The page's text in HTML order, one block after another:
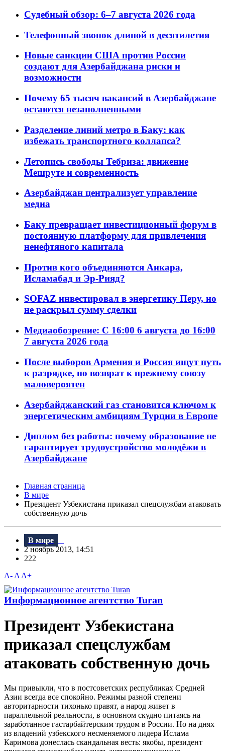
Судебный обзор: 6–7 августа 2026 года
Телефонный звонок длиной в десятилетия
Новые санкции США против России
создают для Азербайджана риски и
возможности
Почему 65 тысяч вакансий в Азербайджане
остаются незаполненными
Разделение линий метро в Баку: как
избежать транспортного коллапса?
Летопись свободы Тебриза: движение
Мешруте и современность
Азербайджан централизует управление
медиа
Баку превращает инвестиционный форум в
постоянную платформу для привлечения
ненефтяного капитала
Против кого объединяются Анкара,
Исламабад и Эр-Рияд?
SOFAZ инвестировал в энергетику Перу, но
не раскрыл сумму сделки
Медиаобозрение: С 16:00 6 августа до 16:00
7 августа 2026 года
После выборов Армения и Россия ищут путь
к разрядке, но возврат к прежнему союзу
маловероятен
Азербайджанский газ становится ключом к
энергетическим амбициям Турции в Европе
Диплом без работы: почему образование не
гарантирует трудоустройство молодёжи в
Азербайджане
Главная страница
В мире
Президент Узбекистана приказал спецслужбам атаковать
собственную дочь
В мире
2 ноябрь 2013, 14:51
222
A- A A+
Информационное агентство Turan
Президент Узбекистана
приказал спецслужбам
атаковать собственную дочь
Мы привыкли, что в постсоветских республиках Средней
Азии всегда все спокойно. Режимы разной степени
авторитарности тихонько правят, а народ живет в
параллельной реальности, в основном скудно питаясь на
заработанное гастарбайтерским трудом в России. Но на днях
из владений узбекского несменяемого лидера Ислама
Каримова донеслась скандальная весть: якобы, президент